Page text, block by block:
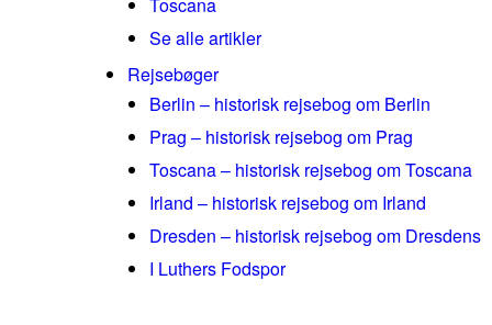
Se alle artikler
Rejsebøger
Berlin – historisk rejsebog om Berlin
Prag – historisk rejsebog om Prag
Toscana – historisk rejsebog om Toscana
Irland – historisk rejsebog om Irland
Dresden – historisk rejsebog om Dresdens
I Luthers Fodspor